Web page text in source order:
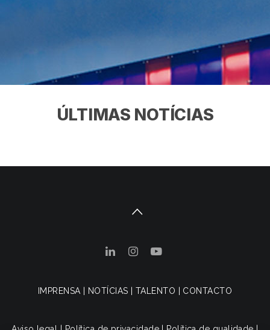
ÚLTIMAS NOTÍCIAS
IMPRENSA NOTÍCIAS TALENTO CONTACTO